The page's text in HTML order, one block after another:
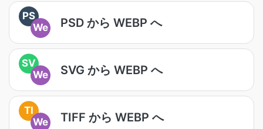
PS
We
PSD から WEBP へ
SV
We
SVG から WEBP へ
TI
We
TIFF から WEBP へ